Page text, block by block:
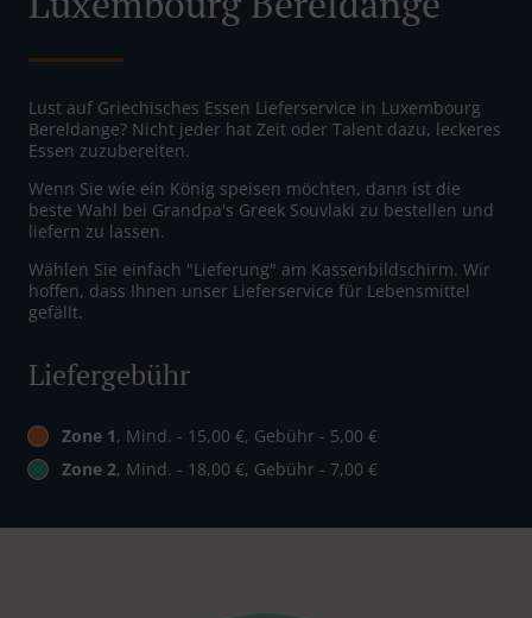
Lust auf Griechisches Essen Lieferservice in Luxembourg
Bereldange? Nicht jeder hat Zeit oder Talent dazu, leckeres
Essen zuzubereiten.
Wenn Sie wie ein König speisen möchten, dann ist die
beste Wahl bei Grandpa's Greek Souvlaki zu bestellen und
liefern zu lassen.
Wählen Sie einfach "Lieferung" am Kassenbildschirm. Wir
hoffen, dass Ihnen unser Lieferservice für Lebensmittel
gefällt.
Liefergebühr
Zone 1, Mind. - 15,00 €, Gebühr - 5,00 €
Zone 2, Mind. - 18,00 €, Gebühr - 7,00 €